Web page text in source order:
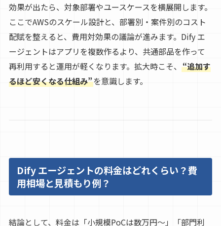
効果が出たら、対象部署やユースケースを横展開します。
ここでAWSのスケール設計と、部署別・案件別のコスト
配賦を整えると、費用対効果の議論が進みます。Dify エ
ージェントはアプリを複数作るより、共通部品を作って
再利用すると運用が軽くなります。拡大時こそ、 “追加す
るほど安くなる仕組み”を意識します。
Dify エージェントの料金はどれくらい？費
用相場と見積もり例？
結論として、料金は「小規模PoCは数万円〜」「部門利